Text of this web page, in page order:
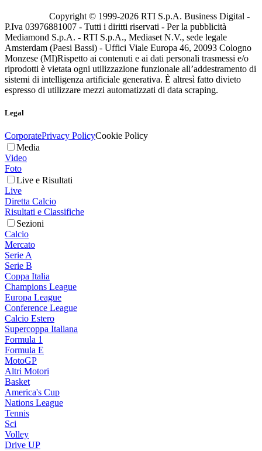
Copyright © 1999-2026 RTI S.p.A. Business Digital -
P.Iva 03976881007 - Tutti i diritti riservati - Per la pubblicità
Mediamond S.p.A. - RTI S.p.A., Mediaset N.V., sede legale
Amsterdam (Paesi Bassi) - Uffici Viale Europa 46, 20093 Cologno
Monzese (MI)Rispetto ai contenuti e ai dati personali trasmessi e/o
riprodotti è vietata ogni utilizzazione funzionale all’addestramento di
sistemi di intelligenza artificiale generativa. È altresì fatto divieto
espresso di utilizzare mezzi automatizzati di data scraping.
Legal
CorporatePrivacy PolicyCookie Policy
Media
Video
Foto
Live e Risultati
Live
Diretta Calcio
Risultati e Classifiche
Sezioni
Calcio
Mercato
Serie A
Serie B
Coppa Italia
Champions League
Europa League
Conference League
Calcio Estero
Supercoppa Italiana
Formula 1
Formula E
MotoGP
Altri Motori
Basket
America's Cup
Nations League
Tennis
Sci
Volley
Drive UP